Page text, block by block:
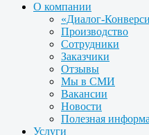
О компании
«Диалог-
Производство
Сотрудники
Заказчики
Отзывы
Мы в СМИ
Вакансии
Новости
Полезная
Услуги